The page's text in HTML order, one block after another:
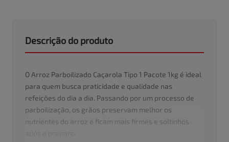
Descrição do produto
O Arroz Parboilizado Caçarola Tipo 1 Pacote 1kg é ideal
para quem busca praticidade e qualidade nas
refeições do dia a dia. Passando por um processo de
parboilização, os grãos preservam melhor os
nutrientes do arroz e ficam mais firmes e soltinhos